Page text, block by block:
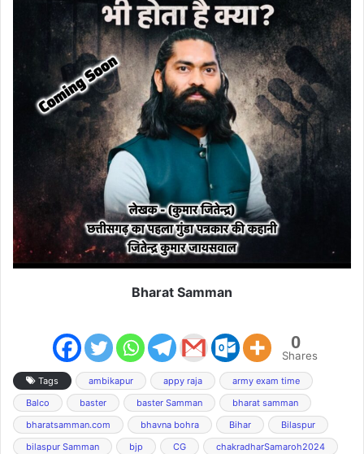
Bharat Samman
0
Shares
Tags ambikapur appy raja
army exam time
Balco
baster baster Samman
bharat samman
bharatsamman.com
bhavna bohra Bihar
Bilaspur
bilaspur Samman
bjp CG
chakradharSamaroh2024